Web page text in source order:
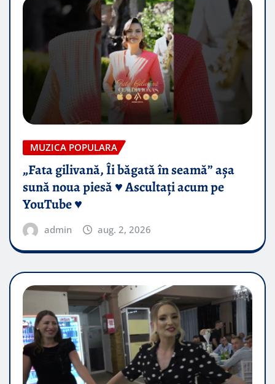
MUZICA POPULARA
„Fata gilivană, Îi băgată în seamă” așa
sună noua piesă ♥️ Ascultați acum pe
YouTube ♥️
admin aug. 2, 2026